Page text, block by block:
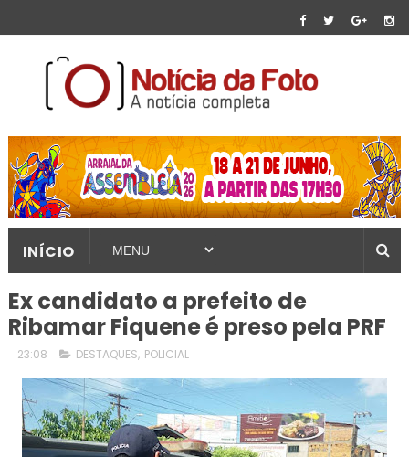
INÍCIO
Ex candidato a prefeito de
Ribamar Fiquene é preso pela PRF
23:08 DESTAQUES, POLICIAL